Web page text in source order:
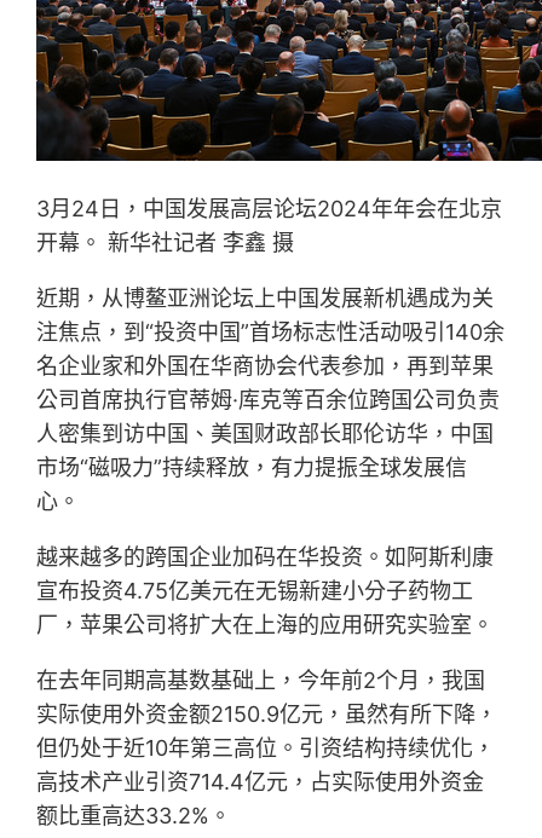
3月24日，中国发展高层论坛2024年年会在北京
开幕。 新华社记者 李鑫 摄
近期，从博鳌亚洲论坛上中国发展新机遇成为关
注焦点，到“投资中国”首场标志性活动吸引140余
名企业家和外国在华商协会代表参加，再到苹果
公司首席执行官蒂姆·库克等百余位跨国公司负责
人密集到访中国、美国财政部长耶伦访华，中国
市场“磁吸力”持续释放，有力提振全球发展信
心。
越来越多的跨国企业加码在华投资。如阿斯利康
宣布投资4.75亿美元在无锡新建小分子药物工
厂，苹果公司将扩大在上海的应用研究实验室。
在去年同期高基数基础上，今年前2个月，我国
实际使用外资金额2150.9亿元，虽然有所下降，
但仍处于近10年第三高位。引资结构持续优化，
高技术产业引资714.4亿元，占实际使用外资金
额比重高达33.2%。